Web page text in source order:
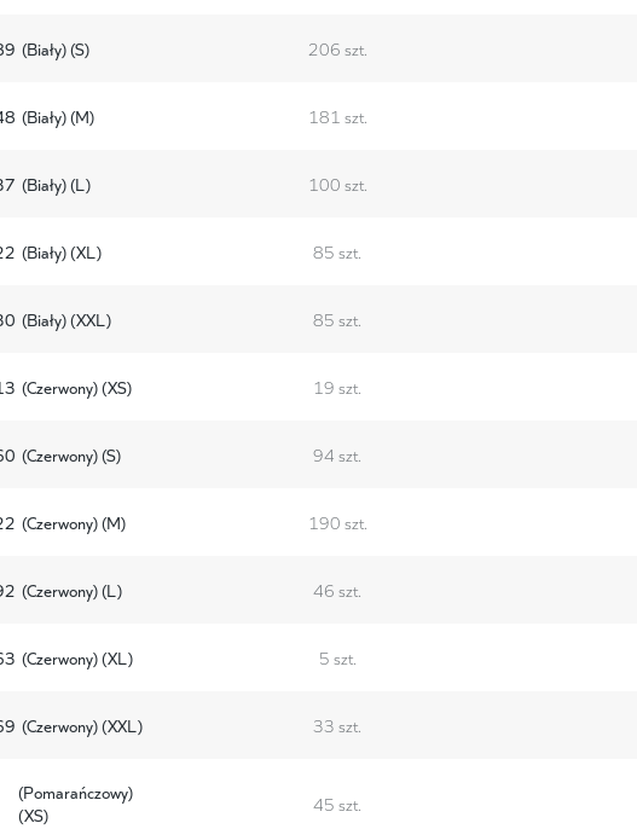
(Biały) (S) 206 szt.
(Biały) (M) 181 szt.
(Biały) (L) 100 szt.
(Biały) (XL) 85 szt.
(Biały) (XXL) 85 szt.
(Czerwony) (XS) 19 szt.
(Czerwony) (S) 94 szt.
(Czerwony) (M) 190 szt.
(Czerwony) (L) 46 szt.
(Czerwony) (XL) 5 szt.
(Czerwony) (XXL) 33 szt.
(Pomarańczowy)
(XS)
45 szt.